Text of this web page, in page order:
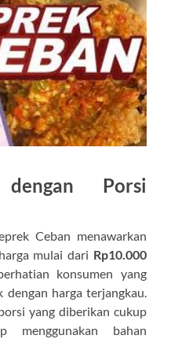
Porsi
Ceban menawarkan
mulai dari Rp10.000
konsumen yang
dengan harga terjangkau.
yang diberikan cukup
bahan